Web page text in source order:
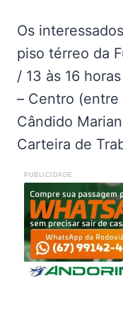
Os
piso térreo da
/ 13 às 16
– Centro (entre
Cândido
Carteira de
PUBLICIDADE